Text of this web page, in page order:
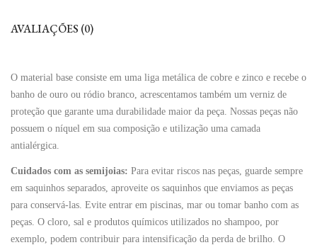
AVALIAÇÕES (0)
O material base consiste em uma liga metálica de cobre e zinco e recebe o
banho de ouro ou ródio branco, acrescentamos também um verniz de
proteção que garante uma durabilidade maior da peça. Nossas peças não
possuem o níquel em sua composição e utilização uma camada
antialérgica.
Cuidados com as semijoias: Para evitar riscos nas peças, guarde sempre
em saquinhos separados, aproveite os saquinhos que enviamos as peças
para conservá-las. Evite entrar em piscinas, mar ou tomar banho com as
peças. O cloro, sal e produtos químicos utilizados no shampoo, por
exemplo, podem contribuir para intensificação da perda de brilho. O